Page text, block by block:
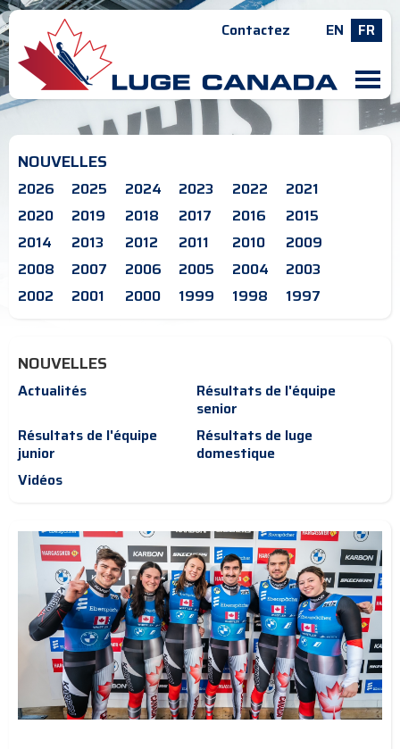
Contactez EN FR
M
NOUVELLES
2026 2025 2024 2023 2022
2021
2020
2019 2018 2017 2016
2015
2014
2013 2012 2011 2010
2009
2008
2007 2006 2005 2004
2003
2002
2001 2000 1999 1998 1997
NOUVELLES
Actualités
Résultats de l'équipe
senior
Résultats de l'équipe
junior
Résultats de luge
domestique
Vidéos